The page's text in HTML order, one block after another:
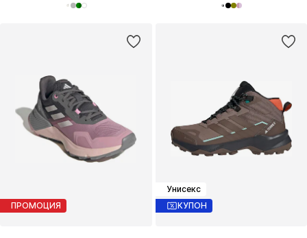
ПРОМОЦИЯ
Унисекс
КУПОН